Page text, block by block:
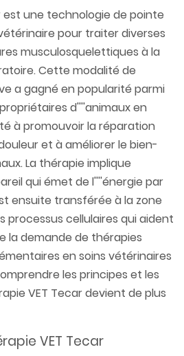
est une technologie de pointe
pour traiter diverses
musculosquelettiques à la
Cette modalité de
a gagné en popularité parmi
d''''animaux en
à promouvoir la réparation
et à améliorer le bien-
La thérapie implique
qui émet de l''''énergie par
ensuite transférée à la zone
cellulaires qui aident
la demande de thérapies
en soins vétérinaires
les principes et les
VET Tecar devient de plus
VET Tecar